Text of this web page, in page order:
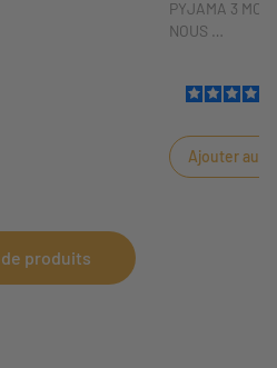
PYJAMA 3
NOUS
chaud. Les
chaleur des
Ajouter au
de produits